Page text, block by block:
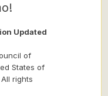
Updated
of
States of
rights